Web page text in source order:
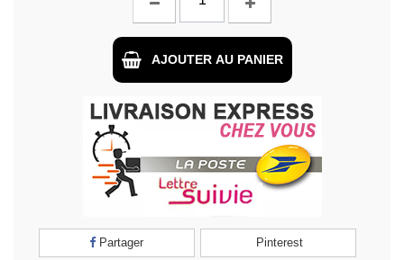
AJOUTER AU PANIER
Partager Pinterest